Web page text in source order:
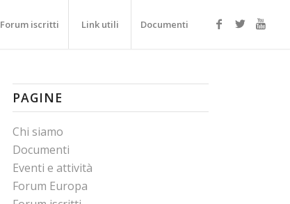
Forum iscritti Link utili Documenti
PAGINE
Chi siamo
Documenti
Eventi e attività
Forum Europa